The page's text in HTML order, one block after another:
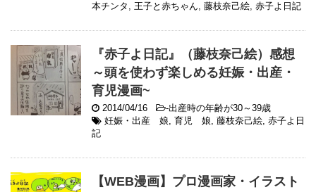
本チンタ , 王子と赤ちゃん, 藤枝奈己絵, 赤子よ日記
『赤子よ日記』（藤枝奈己絵）感想
～頭を使わず楽しめる妊娠・出産・
育児漫画~
2014/04/16 -出産時の年齢が30～39歳
妊娠・出産 娘, 育児 娘, 藤枝奈己絵, 赤子よ日
記
【WEB漫画】プロ漫画家・イラスト